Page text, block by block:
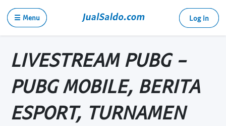
☰ Menu Log in
LIVESTREAM PUBG -
PUBG MOBILE, BERITA
ESPORT, TURNAMEN